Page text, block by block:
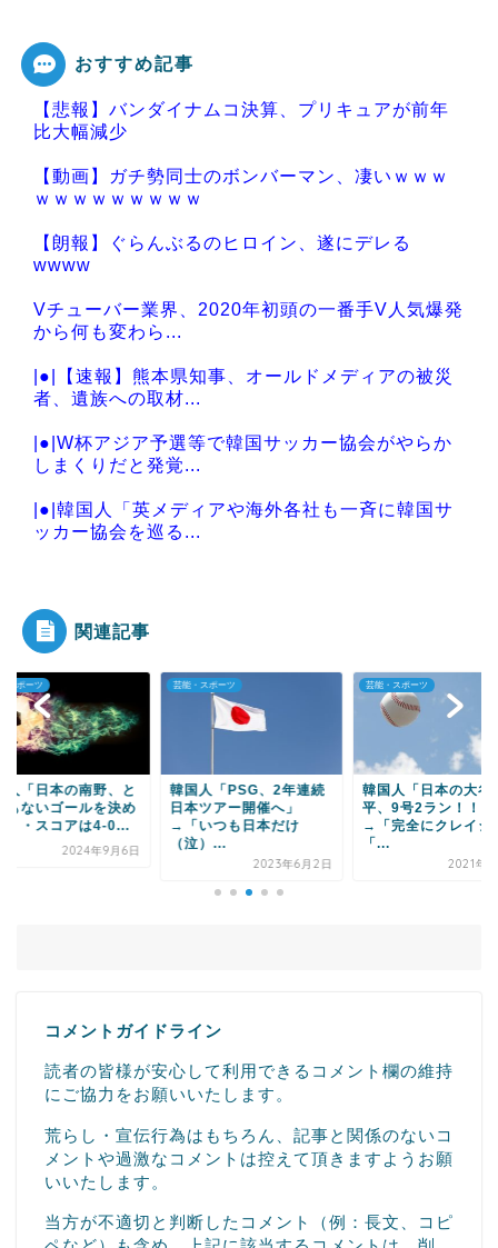
Powered by livedoor 相互RSS
おすすめ記事
【悲報】バンダイナムコ決算、プリキュアが前年
比大幅減少
【動画】ガチ勢同士のボンバーマン、凄いｗｗｗ
ｗｗｗｗｗｗｗｗｗ
【朗報】ぐらんぶるのヒロイン、遂にデレる
wwww
Vチューバー業界、2020年初頭の一番手V人気爆発
から何も変わら...
|●|【速報】熊本県知事、オールドメディアの被災
者、遺族への取材...
|●|W杯アジア予選等で韓国サッカー協会がやらか
しまくりだと発覚...
|●|韓国人「英メディアや海外各社も一斉に韓国サ
ッカー協会を巡る...
Powered by livedoor 相互RSS
関連記事
スポーツ
人「日本の南野、と
もないゴールを決め
・・スコアは4-0...
2024年9月6日
芸能・スポーツ
韓国人「PSG、2年連続
日本ツアー開催へ」
→「いつも日本だけ
（泣）...
2023年6月2日
芸能・スポーツ
韓国人「日本の大谷
平、9号2ラン！！！
→「完全にクレイジ
「...
2021年5
コメントガイドライン
読者の皆様が安心して利用できるコメント欄の維持
にご協力をお願いいたします。
荒らし・宣伝行為はもちろん、記事と関係のないコ
メントや過激なコメントは控えて頂きますようお願
いいたします。
当方が不適切と判断したコメント（例：長文、コピ